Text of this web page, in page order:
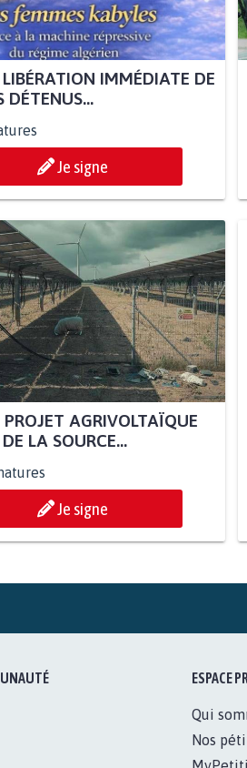
IMMÉDIATE DE
DÉTENUS...
Je signe
AGRIVOLTAÏQUE
LA SOURCE...
Je signe
ESPACE
Qui
Nos